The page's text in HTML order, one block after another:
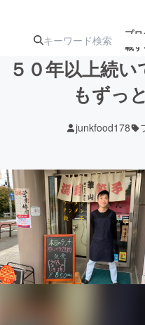
プ
載
ターン
ジェクト
アート・写真
テクノロジー・
映像・映画
５０年以上続
もずっ
junkfood178